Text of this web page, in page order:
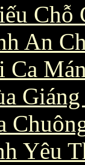
Chỗ
An
Ca
Yêu